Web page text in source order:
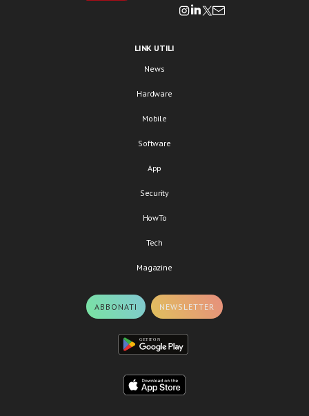
LINK UTILI
News
Hardware
Mobile
Software
App
Security
HowTo
Tech
Magazine
ABBONATI NEWSLETTER